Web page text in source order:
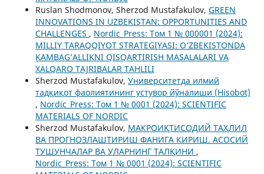
Ruslan Shodmonov, Sherzod Mustafakulov, GREEN
INNOVATIONS IN UZBEKISTAN: OPPORTUNITIES AND
CHALLENGES , Nordic_Press: Том 1 № 000001 (2024):
MILLIY TARAQQIYOT STRATEGIYASI: O‘ZBEKISTONDA
KAMBAG‘ALLIKNI QISQARTIRISH MASALALARI VA
XALQARO TAJRIBALAR TAHLILI
Sherzod Mustafakulov, Университетда илмий
тадқиқот фаолиятининг устувор йўналиши (Hisobot)
, Nordic_Press: Том 1 № 0001 (2024): SCIENTIFIC
MATERIALS OF NORDIC
Sherzod Mustafakulov, МАКРОИҚТИСОДИЙ ТАҲЛИЛ
ВА ПРОГНОЗЛАШТИРИШ ФАНИГА КИРИШ. АСОСИЙ
ТУШУНЧАЛАР ВА УЛАРНИНГ ТАЛҚИНИ ,
Nordic_Press: Том 1 № 0001 (2024): SCIENTIFIC